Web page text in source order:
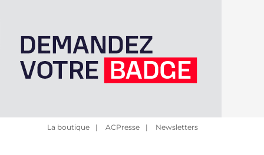
La boutique | ACPresse | Newsletters